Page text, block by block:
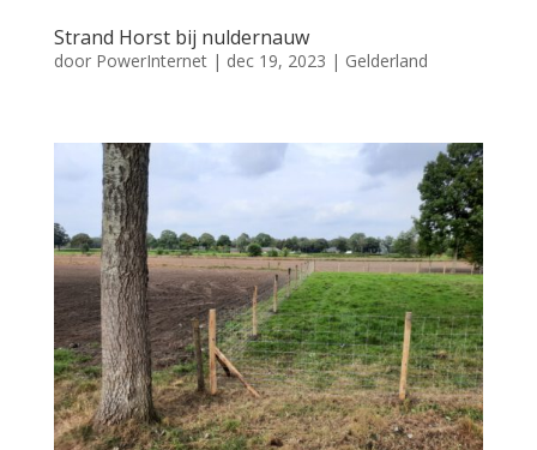
Strand Horst bij nuldernauw
door PowerInternet| dec 19, 2023 | Gelderland